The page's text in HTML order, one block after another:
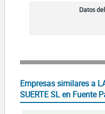
Datos
Empresas similares a
SUERTE SL en Fuente